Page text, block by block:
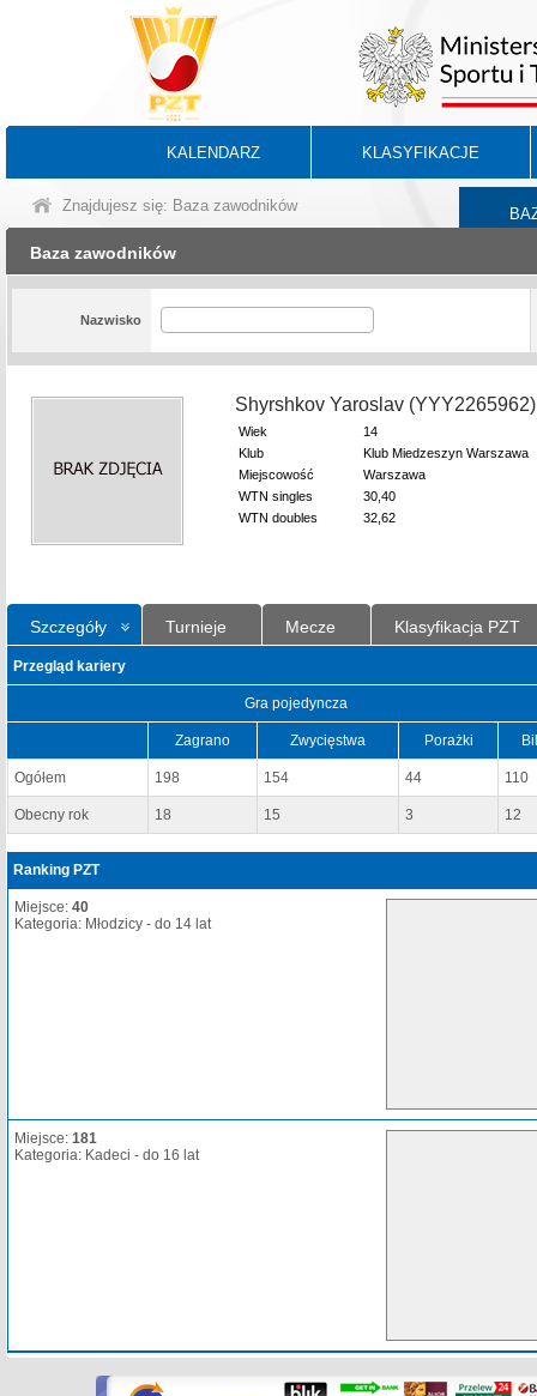
KALENDARZ KLASYFIKACJE
Znajdujesz się: Baza zawodników
Baza zawodników
Nazwisko
Shyrshkov Yaroslav (YYY2265962)
Wiek
14
Klub
Klub Miedzeszyn Warszawa
Miejscowość
Warszawa
WTN singles
30,40
WTN doubles
32,62
Szczegóły Turnieje Mecze Klasyfikacja PZT
Przegląd kariery
Gra pojedyncza
Zagrano Zwycięstwa Porażki
Ogółem 198 154 44 110
Obecny rok 18 15 3 12
Ranking PZT
Miejsce: 40
Kategoria: Młodzicy - do 14 lat
Miejsce: 181
Kategoria: Kadeci - do 16 lat